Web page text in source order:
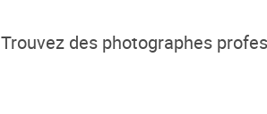
Trouvez des photographes